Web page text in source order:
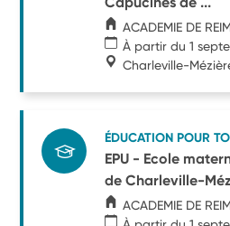
ACADEMIE DE
À partir du 1
Charleville-
ÉDUCATION POUR
EPU - Ecole
de Charleville-
ACADEMIE DE